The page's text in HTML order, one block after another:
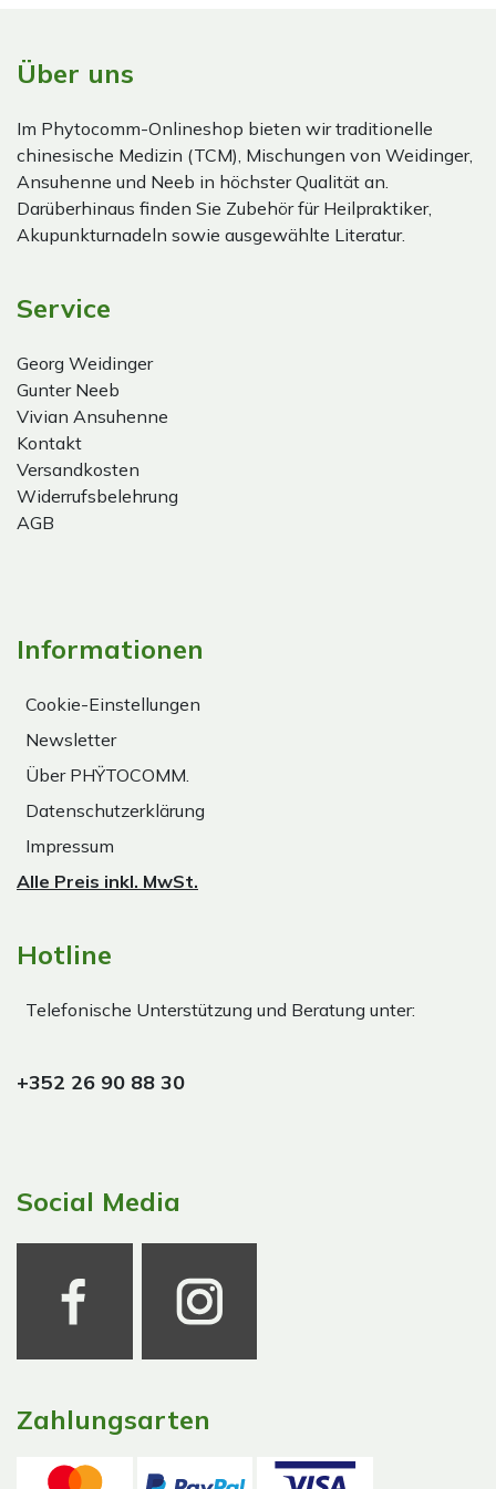
Über uns
Im Phytocomm-Onlineshop bieten wir traditionelle
chinesische Medizin (TCM), Mischungen von Weidinger,
Ansuhenne und Neeb in höchster Qualität an.
Darüberhinaus finden Sie Zubehör für Heilpraktiker,
Akupunkturnadeln sowie ausgewählte Literatur.
Service
Georg Weidinger
Gunter Neeb
Vivian Ansuhenne
Kontakt
Versandkosten
Widerrufsbelehrung
AGB
Informationen
Cookie-Einstellungen
Newsletter
Über PHŸTOCOMM.
Datenschutzerklärung
Impressum
Alle Preis inkl. MwSt.
Hotline
Telefonische Unterstützung und Beratung unter:
+352 26 90 88 30
Social Media
Zahlungsarten